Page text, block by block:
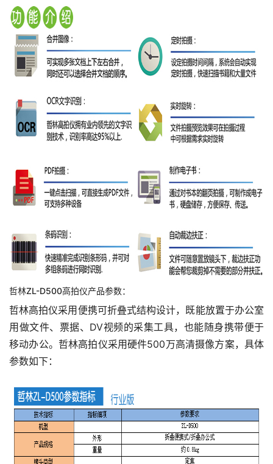
哲林ZL-D500高拍仪产品参数：
哲林高拍仪采用便携可折叠式结构设计，既能放置于办公室
用做文件、票据、DV视频的采集工具，也能随身携带便于
移动办公。哲林高拍仪采用硬件500万高清摄像方案，具体
参数如下：